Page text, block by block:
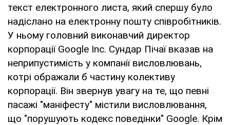
текст електронного листа, який спершу було
надіслано на електронну пошту співробітників.
У ньому головний виконавчий директор
корпорації Google Inc. Сундар Пічаї вказав на
неприпустимість у компанії висловлювань,
котрі ображали б частину колективу
корпорації. Він звернув увагу на те, що певні
пасажі "маніфесту" містили висловлювання,
що "порушують кодекс поведінки" Google. Крім